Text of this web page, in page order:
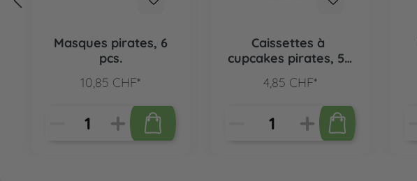
Masques pirates, 6
pcs.
10,85 CHF*
Caissettes à
cupcakes pirates, 50
4,85 CHF*